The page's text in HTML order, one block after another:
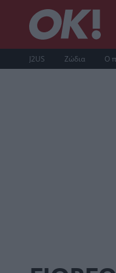
J2US Ζώδια Ο